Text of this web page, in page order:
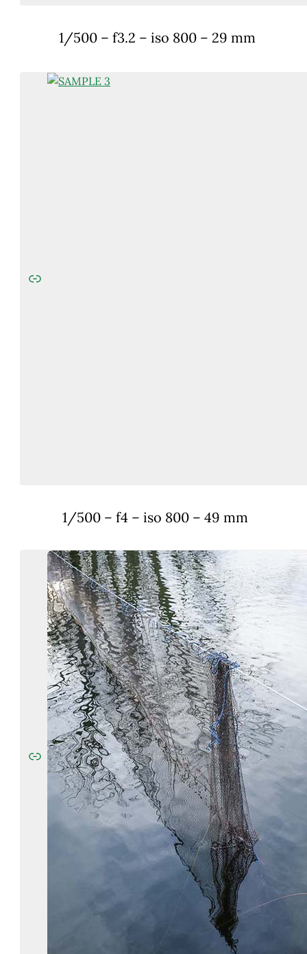
1/500 – f3.2 – iso 800 – 29 mm
1/500 – f4 – iso 800 – 49 mm